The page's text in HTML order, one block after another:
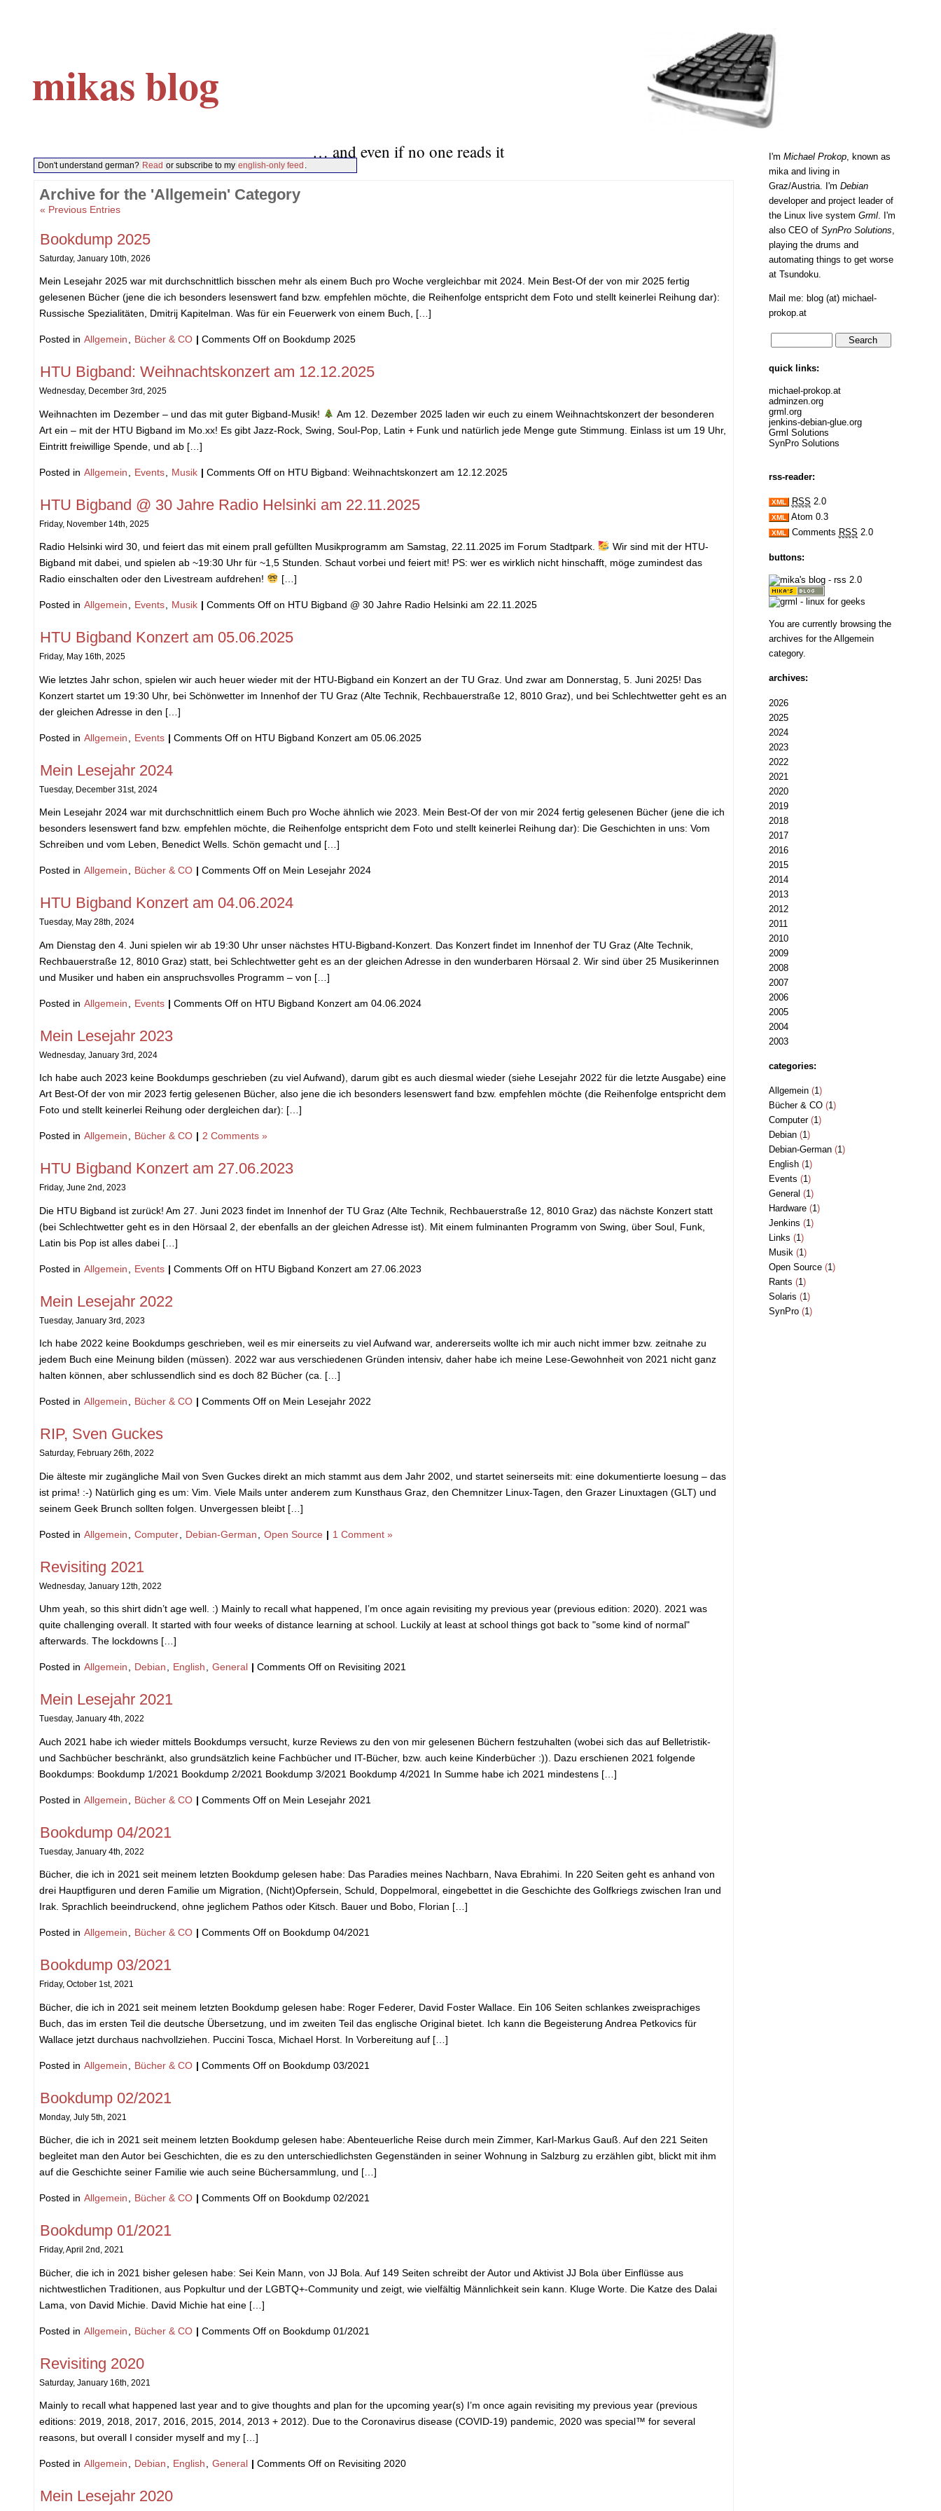
mikas blog
… and even if no one reads it
Don't understand german? Read or subscribe to my english-only feed
Archive for the 'Allgemein' Category
« Previous Entries
Bookdump 2025
Saturday, January 10th, 2026
Mein Lesejahr 2025 war mit durchschnittlich bisschen mehr als einem Buch pro Woche vergleichbar mit 2024. Mein Best-Of der von mir 2025 fertig
gelesenen Bücher (jene die ich besonders lesenswert fand bzw. empfehlen möchte, die Reihenfolge entspricht dem Foto und stellt keinerlei Reihung dar):
Russische Spezialitäten, Dmitrij Kapitelman. Was für ein Feuerwerk von einem Buch, […]
Posted in Allgemein, Bücher & CO | Comments Off on Bookdump 2025
HTU Bigband: Weihnachtskonzert am 12.12.2025
Wednesday, December 3rd, 2025
Weihnachten im Dezember – und das mit guter Bigband-Musik!
Am 12. Dezember 2025 laden wir euch zu einem Weihnachtskonzert der besonderen
Art ein – mit der HTU Bigband im Mo.xx! Es gibt Jazz-Rock, Swing, Soul-Pop, Latin + Funk und natürlich jede Menge gute Stimmung. Einlass ist um 19 Uhr,
Eintritt freiwillige Spende, und ab […]
Posted in Allgemein Events Musik | Comments Off on HTU Bigband: Weihnachtskonzert am 12.12.2025
HTU Bigband @ 30 Jahre Radio Helsinki am 22.11.2025
Friday, November 14th, 2025
Radio Helsinki wird 30, und feiert das mit einem prall gefüllten Musikprogramm am Samstag, 22.11.2025 im Forum Stadtpark.
Wir sind mit der HTU-
Bigband mit dabei, und spielen ab ~19:30 Uhr für ~1,5 Stunden. Schaut vorbei und feiert mit! PS: wer es wirklich nicht hinschafft, möge zumindest das
Radio einschalten oder den Livestream aufdrehen!
[…]
Posted in Allgemein, Events, Musik | Comments Off on HTU Bigband @ 30 Jahre Radio Helsinki am 22.11.2025
HTU Bigband Konzert am 05.06.2025
Friday, May 16th, 2025
Wie letztes Jahr schon, spielen wir auch heuer wieder mit der HTU-Bigband ein Konzert an der TU Graz. Und zwar am Donnerstag, 5. Juni 2025! Das
Konzert startet um 19:30 Uhr, bei Schönwetter im Innenhof der TU Graz (Alte Technik, Rechbauerstraße 12, 8010 Graz), und bei Schlechtwetter geht es an
der gleichen Adresse in den […]
Posted in Allgemein Events | Comments Off on HTU Bigband Konzert am 05.06.2025
Mein Lesejahr 2024
Tuesday, December 31st, 2024
Mein Lesejahr 2024 war mit durchschnittlich einem Buch pro Woche ähnlich wie 2023. Mein Best-Of der von mir 2024 fertig gelesenen Bücher (jene die ich
besonders lesenswert fand bzw. empfehlen möchte, die Reihenfolge entspricht dem Foto und stellt keinerlei Reihung dar): Die Geschichten in uns: Vom
Schreiben und vom Leben, Benedict Wells. Schön gemacht und […]
Posted in Allgemein, Bücher & CO | Comments Off on Mein Lesejahr 2024
HTU Bigband Konzert am 04.06.2024
Tuesday, May 28th, 2024
Am Dienstag den 4. Juni spielen wir ab 19:30 Uhr unser nächstes HTU-Bigband-Konzert. Das Konzert findet im Innenhof der TU Graz (Alte Technik,
Rechbauerstraße 12, 8010 Graz) statt, bei Schlechtwetter geht es an der gleichen Adresse in den wunderbaren Hörsaal 2. Wir sind über 25 Musikerinnen
und Musiker und haben ein anspruchsvolles Programm – von […]
Posted in Allgemein Events | Comments Off on HTU Bigband Konzert am 04.06.2024
Mein Lesejahr 2023
Wednesday, January 3rd, 2024
Ich habe auch 2023 keine Bookdumps geschrieben (zu viel Aufwand), darum gibt es auch diesmal wieder (siehe Lesejahr 2022 für die letzte Ausgabe) eine
Art Best-Of der von mir 2023 fertig gelesenen Bücher, also jene die ich besonders lesenswert fand bzw. empfehlen möchte (die Reihenfolge entspricht dem
Foto und stellt keinerlei Reihung oder dergleichen dar): […]
Posted in Allgemein, Bücher & CO | 2 Comments »
HTU Bigband Konzert am 27.06.2023
Friday, June 2nd, 2023
Die HTU Bigband ist zurück! Am 27. Juni 2023 findet im Innenhof der TU Graz (Alte Technik, Rechbauerstraße 12, 8010 Graz) das nächste Konzert statt
(bei Schlechtwetter geht es in den Hörsaal 2, der ebenfalls an der gleichen Adresse ist). Mit einem fulminanten Programm von Swing, über Soul, Funk,
Latin bis Pop ist alles dabei […]
Posted in Allgemein Events | Comments Off on HTU Bigband Konzert am 27.06.2023
Mein Lesejahr 2022
Tuesday, January 3rd, 2023
Ich habe 2022 keine Bookdumps geschrieben, weil es mir einerseits zu viel Aufwand war, andererseits wollte ich mir auch nicht immer bzw. zeitnahe zu
jedem Buch eine Meinung bilden (müssen). 2022 war aus verschiedenen Gründen intensiv, daher habe ich meine Lese-Gewohnheit von 2021 nicht ganz
halten können, aber schlussendlich sind es doch 82 Bücher (ca. […]
Posted in Allgemein, Bücher & CO | Comments Off on Mein Lesejahr 2022
RIP, Sven Guckes
Saturday, February 26th, 2022
Die älteste mir zugängliche Mail von Sven Guckes direkt an mich stammt aus dem Jahr 2002, und startet seinerseits mit: eine dokumentierte loesung – das
ist prima! :-) Natürlich ging es um: Vim. Viele Mails unter anderem zum Kunsthaus Graz, den Chemnitzer Linux-Tagen, den Grazer Linuxtagen (GLT) und
seinem Geek Brunch sollten folgen. Unvergessen bleibt […]
Posted in Allgemein Computer Debian-German Open Source | 1 Comment »
Revisiting 2021
Wednesday, January 12th, 2022
Uhm yeah, so this shirt didn’t age well. :) Mainly to recall what happened, I’m once again revisiting my previous year (previous edition: 2020). 2021 was
quite challenging overall. It started with four weeks of distance learning at school. Luckily at least at school things got back to "some kind of normal"
afterwards. The lockdowns […]
Posted in Allgemein, Debian, English, General | Comments Off on Revisiting 2021
Mein Lesejahr 2021
Tuesday, January 4th, 2022
Auch 2021 habe ich wieder mittels Bookdumps versucht, kurze Reviews zu den von mir gelesenen Büchern festzuhalten (wobei sich das auf Belletristik-
und Sachbücher beschränkt, also grundsätzlich keine Fachbücher und IT-Bücher, bzw. auch keine Kinderbücher :)). Dazu erschienen 2021 folgende
Bookdumps: Bookdump 1/2021 Bookdump 2/2021 Bookdump 3/2021 Bookdump 4/2021 In Summe habe ich 2021 mindestens […]
Posted in Allgemein Bücher & CO | Comments Off on Mein Lesejahr 2021
Bookdump 04/2021
Tuesday, January 4th, 2022
Bücher, die ich in 2021 seit meinem letzten Bookdump gelesen habe: Das Paradies meines Nachbarn, Nava Ebrahimi. In 220 Seiten geht es anhand von
drei Hauptfiguren und deren Familie um Migration, (Nicht)Opfersein, Schuld, Doppelmoral, eingebettet in die Geschichte des Golfkriegs zwischen Iran und
Irak. Sprachlich beeindruckend, ohne jeglichem Pathos oder Kitsch. Bauer und Bobo, Florian […]
Posted in Allgemein, Bücher & CO | Comments Off on Bookdump 04/2021
Bookdump 03/2021
Friday, October 1st, 2021
Bücher, die ich in 2021 seit meinem letzten Bookdump gelesen habe: Roger Federer, David Foster Wallace. Ein 106 Seiten schlankes zweisprachiges
Buch, das im ersten Teil die deutsche Übersetzung, und im zweiten Teil das englische Original bietet. Ich kann die Begeisterung Andrea Petkovics für
Wallace jetzt durchaus nachvollziehen. Puccini Tosca, Michael Horst. In Vorbereitung auf […]
Posted in Allgemein Bücher & CO | Comments Off on Bookdump 03/2021
Bookdump 02/2021
Monday, July 5th, 2021
Bücher, die ich in 2021 seit meinem letzten Bookdump gelesen habe: Abenteuerliche Reise durch mein Zimmer, Karl-Markus Gauß. Auf den 221 Seiten
begleitet man den Autor bei Geschichten, die es zu den unterschiedlichsten Gegenständen in seiner Wohnung in Salzburg zu erzählen gibt, blickt mit ihm
auf die Geschichte seiner Familie wie auch seine Büchersammlung, und […]
Posted in Allgemein, Bücher & CO | Comments Off on Bookdump 02/2021
Bookdump 01/2021
Friday, April 2nd, 2021
Bücher, die ich in 2021 bisher gelesen habe: Sei Kein Mann, von JJ Bola. Auf 149 Seiten schreibt der Autor und Aktivist JJ Bola über Einflüsse aus
nichtwestlichen Traditionen, aus Popkultur und der LGBTQ+-Community und zeigt, wie vielfältig Männlichkeit sein kann. Kluge Worte. Die Katze des Dalai
Lama, von David Michie. David Michie hat eine […]
Posted in Allgemein Bücher & CO | Comments Off on Bookdump 01/2021
Revisiting 2020
Saturday, January 16th, 2021
Mainly to recall what happened last year and to give thoughts and plan for the upcoming year(s) I’m once again revisiting my previous year (previous
editions: 2019, 2018, 2017, 2016, 2015, 2014, 2013 + 2012). Due to the Coronavirus disease (COVID-19) pandemic, 2020 was special™ for several
reasons, but overall I consider myself and my […]
Posted in Allgemein, Debian, English, General | Comments Off on Revisiting 2020
Mein Lesejahr 2020
I'm Michael Prokop, known as
mika and living in
Graz/Austria. I'm Debian
developer and project leader of
the Linux live system Grml. I'm
also CEO of SynPro Solutions
playing the drums and
automating things to get worse
at Tsundoku.
Mail me: blog (at) michael-
prokop.at
quick links:
michael-prokop.at
adminzen.org
grml.org
jenkins-debian-glue.org
Grml Solutions
SynPro Solutions
rss-reader:
XML RSS 2.0
XML Atom 0.3
XML Comments RSS 2.0
buttons:
You are currently browsing the
archives for the Allgemein
category.
archives:
2026
2025
2024
2023
2022
2021
2020
2019
2018
2017
2016
2015
2014
2013
2012
2011
2010
2009
2008
2007
2006
2005
2004
2003
categories:
Allgemein(1)
Bücher & CO(1)
Computer(1)
Debian(1)
Debian-German(1)
English(1)
Events (1)
General (1)
Hardware(1)
Jenkins (1)
Links (1)
Musik(1)
Open Source(1)
Rants (1)
Solaris (1)
SynPro(1)